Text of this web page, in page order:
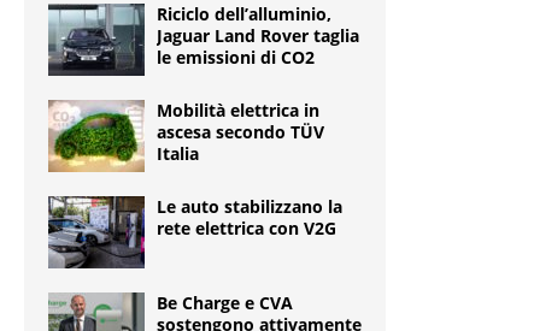
Riciclo dell’alluminio,
Jaguar Land Rover taglia
le emissioni di CO2
Mobilità elettrica in
ascesa secondo TÜV
Italia
Le auto stabilizzano la
rete elettrica con V2G
Be Charge e CVA
sostengono attivamente